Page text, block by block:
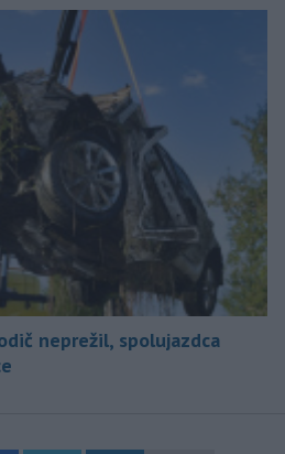
neprežil, spolujazdca